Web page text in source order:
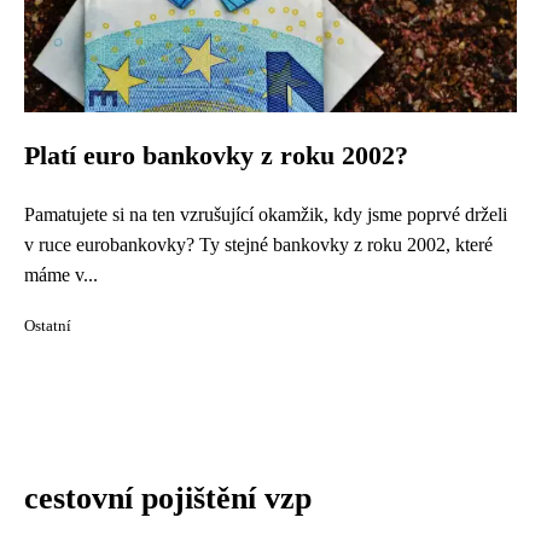
Platí euro bankovky z roku 2002?
Pamatujete si na ten vzrušující okamžik, kdy jsme poprvé drželi
v ruce eurobankovky? Ty stejné bankovky z roku 2002, které
máme v...
Ostatní
cestovní pojištění vzp